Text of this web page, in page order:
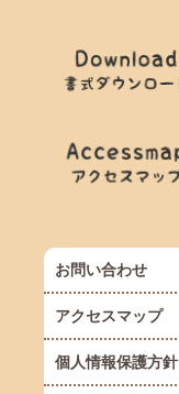
お問い合わせ
アクセスマップ
個人情報保護方針